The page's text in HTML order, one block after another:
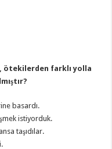
ötekilerden farklı yolla
basardı.
istiyorduk.
taşıdılar.